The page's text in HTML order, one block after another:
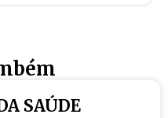
SAÚDE